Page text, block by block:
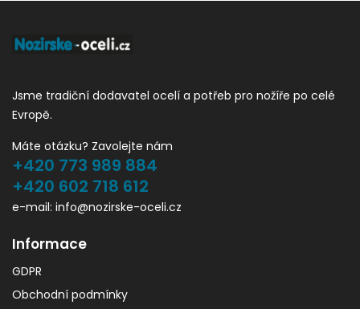
Jsme tradiční dodavatel ocelí a potřeb pro nožíře po celé
Evropě.
Máte otázku? Zavolejte nám
+420 773 989 884
+420 602 718 612
e-mail: info@nozirske-oceli.cz
Informace
GDPR
Obchodní podmínky